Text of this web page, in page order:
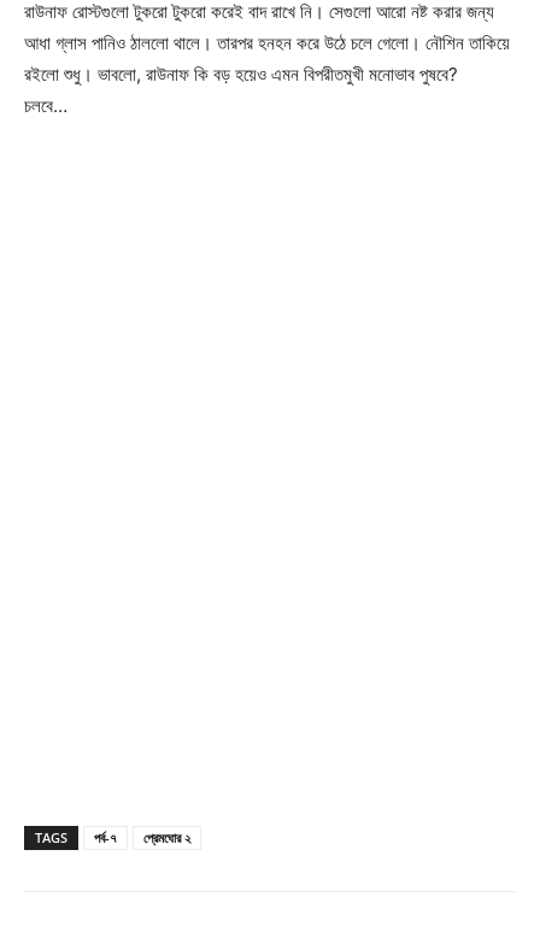
রাউনাফ রোস্টগুলো টুকরো টুকরো করেই বাদ রাখে নি। সেগুলো আরো নষ্ট করার জন্য
আধা গ্লাস পানিও ঠাললো থালে। তারপর হনহন করে উঠে চলে গেলো। নৌশিন তাকিয়ে
রইলো শুধু। ভাবলো, রাউনাফ কি বড় হয়েও এমন বিপরীতমুখী মনোভাব পুষবে?
চলবে…
TAGS পর্ব-৭ প্রেমঘোর ২